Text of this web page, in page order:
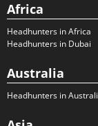
Africa
Headhunters in Africa
Headhunters in Dubai
Australia
Headhunters in